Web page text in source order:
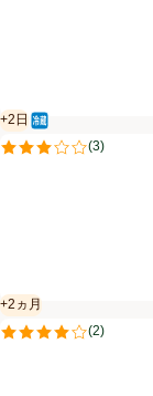
吉野商店 かぶ漬 スラ
+2日
賞味・消費期限保証
冷蔵食品
(3)
評価は3件のレビュ
いぶりの里 秋田伝承
+2ヵ月
賞味・消費期限保
(2)
評価は2件のレビュ